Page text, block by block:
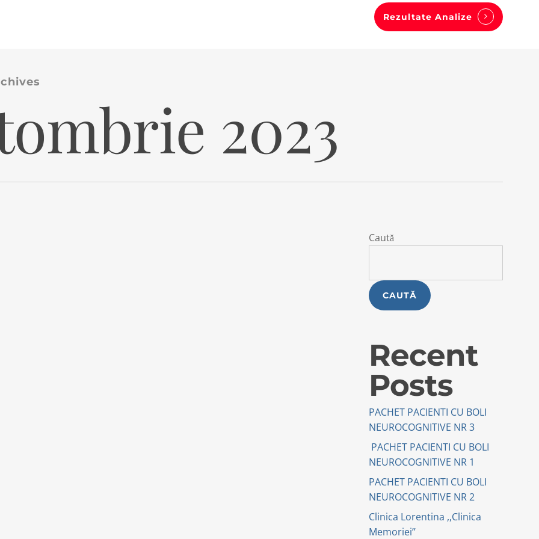
Rezultate Analize
2023
Caută
CAUTĂ
Recent
Posts
PACHET PACIENTI CU BOLI
NEUROCOGNITIVE NR 3
PACHET PACIENTI CU BOLI
NEUROCOGNITIVE NR 1
PACHET PACIENTI CU BOLI
NEUROCOGNITIVE NR 2
Clinica Lorentina ,,Clinica
Memoriei’’